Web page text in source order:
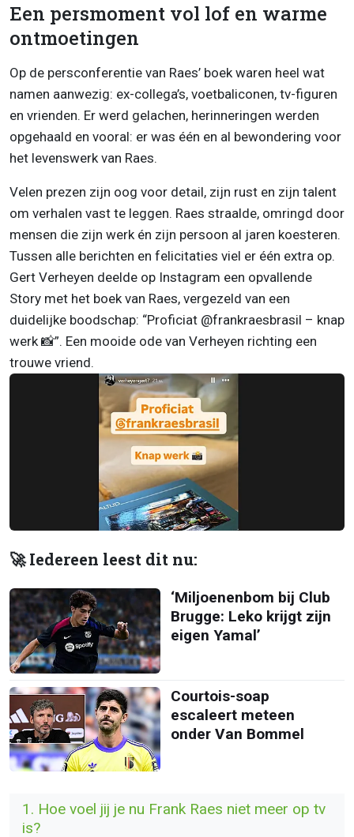
Een persmoment vol lof en warme
ontmoetingen
Op de persconferentie van Raes’ boek waren heel wat
namen aanwezig: ex-collega’s, voetbaliconen, tv-figuren
en vrienden. Er werd gelachen, herinneringen werden
opgehaald en vooral: er was één en al bewondering voor
het levenswerk van Raes.
Velen prezen zijn oog voor detail, zijn rust en zijn talent
om verhalen vast te leggen. Raes straalde, omringd door
mensen die zijn werk én zijn persoon al jaren koesteren.
Tussen alle berichten en felicitaties viel er één extra op.
Gert Verheyen deelde op Instagram een opvallende
Story met het boek van Raes, vergezeld van een
duidelijke boodschap: “Proficiat @frankraesbrasil – knap
werk 📸”. Een mooide ode van Verheyen richting een
trouwe vriend.
🚀 Iedereen leest dit nu:
‘Miljoenenbom bij Club
Brugge: Leko krijgt zijn
eigen Yamal’
Courtois-soap
escaleert meteen
onder Van Bommel
1. Hoe voel jij je nu Frank Raes niet meer op tv
is?